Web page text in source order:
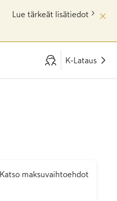
Lue tärkeät lisätiedot
K-Lataus
Katso maksuvaihtoehdot